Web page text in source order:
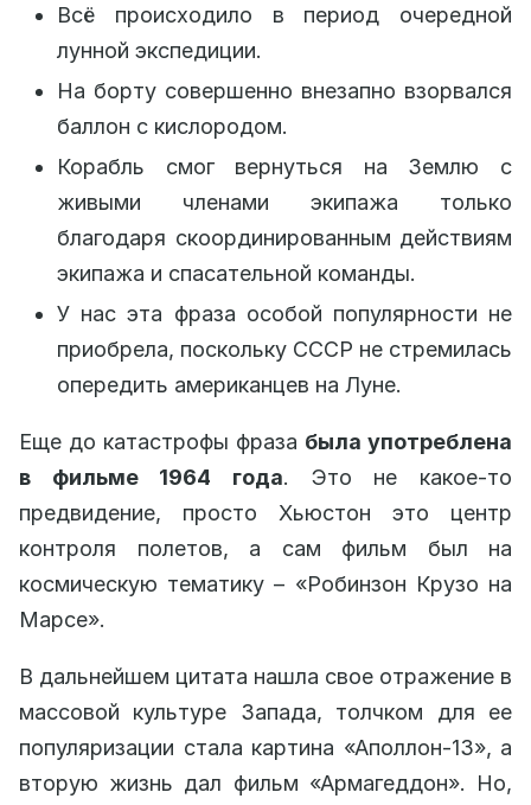
Всё происходило в период очередной
лунной экспедиции.
На борту совершенно внезапно взорвался
баллон с кислородом.
Корабль смог вернуться на Землю с
живыми членами экипажа только
благодаря скоординированным действиям
экипажа и спасательной команды.
У нас эта фраза особой популярности не
приобрела, поскольку СССР не стремилась
опередить американцев на Луне.
Еще до катастрофы фраза была употреблена
в фильме 1964 года. Это не какое-то
предвидение, просто Хьюстон это центр
контроля полетов, а сам фильм был на
космическую тематику – «Робинзон Крузо на
Марсе».
В дальнейшем цитата нашла свое отражение в
массовой культуре Запада, толчком для ее
популяризации стала картина «Аполлон-13», а
вторую жизнь дал фильм «Армагеддон». Но,